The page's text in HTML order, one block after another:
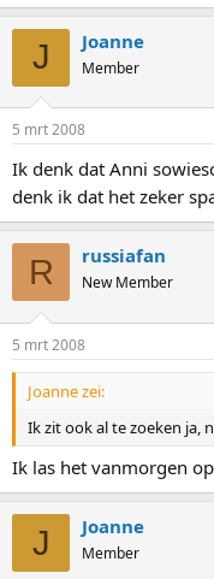
J Joanne
Member
5 mrt 2008
Ik denk dat Anni
denk ik dat het zeker
R russiafan
New Member
5 mrt 2008
Joanne zei:
Ik zit ook al te zoeken ja,
Ik las het vanmorgen
J Joanne
Member